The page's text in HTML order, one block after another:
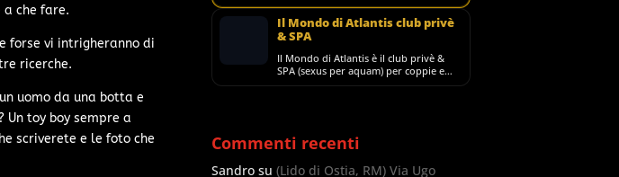
che fare.
forse vi intrigheranno di
ricerche.
uomo da una botta e
Un toy boy sempre a
scriverete e le foto che
Il Mondo di Atlantis club privè
& SPA
Il Mondo di Atlantis è il club privè &
SPA (sexus per aquam) per coppie e
singoli più grande d'Italia, noto in tutto
Commenti recenti
Sandrosu (Lido di Ostia, RM) Via Ugo